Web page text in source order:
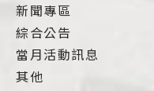
新聞專區
綜合公告
當月活動訊息
其他